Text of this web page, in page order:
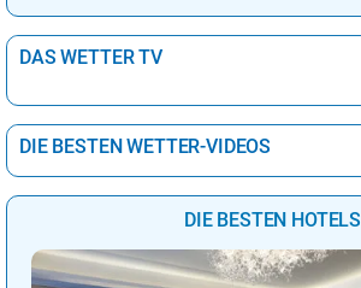
DAS WETTER TV
DIE BESTEN WETTER-VIDEOS
DIE BESTEN HOTELS